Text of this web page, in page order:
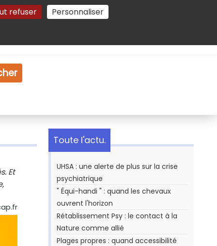
refuser Personnaliser
Gestion des cookies
Et
Toute l'actu.
UHSA : une alerte de plus sur la crise
psychiatrique
" Équi-handi " : quand les chevaux
ouvrent l'horizon
Rétablissement Psy : le contact à la
Nature comme allié
Plages propres : quand accessibilité